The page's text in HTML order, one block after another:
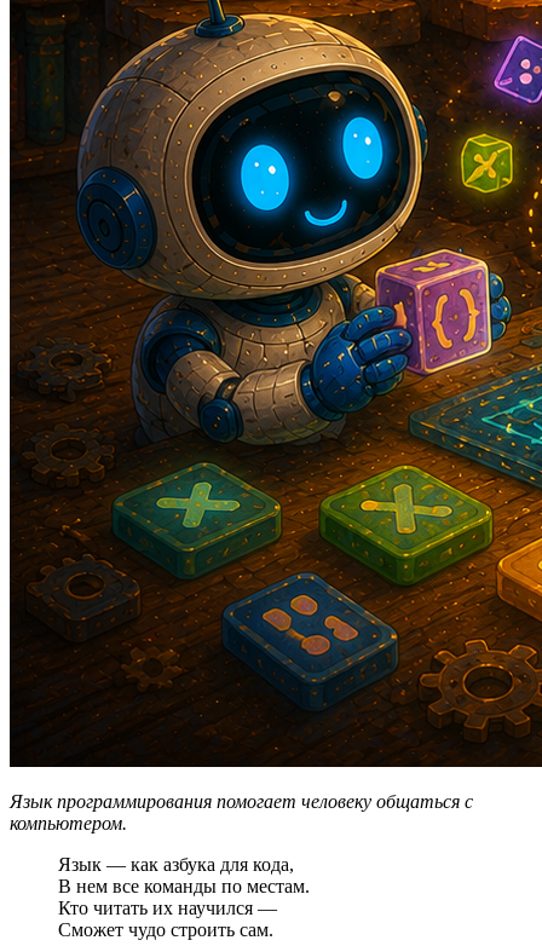
Язык программирования помогает человеку общаться с
компьютером.
Язык — как азбука для кода,
В нем все команды по местам.
Кто читать их научился —
Сможет чудо строить сам.